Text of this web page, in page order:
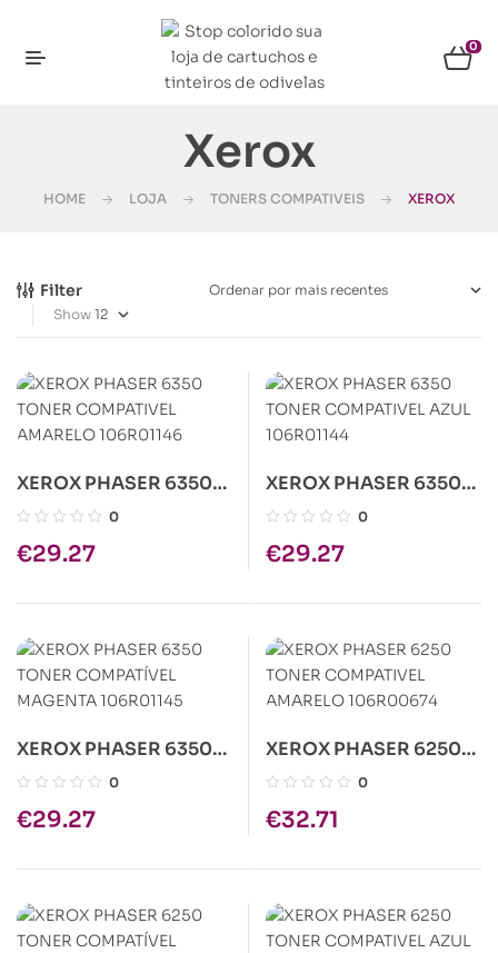
0
Xerox
HOME LOJA TONERS COMPATIVEIS XEROX
Filter
Show
XEROX PHASER 6350
TONER COMPATIVEL
0
€29.27
XEROX PHASER 6350
TONER COMPATIVEL
0
€29.27
XEROX PHASER 6350
TONER COMPATÍVEL
0
€29.27
XEROX PHASER 6250
TONER COMPATIVEL
0
€32.71